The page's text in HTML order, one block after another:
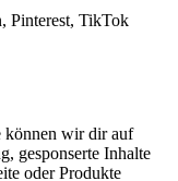
Pinterest, TikTok
können wir dir auf
gesponserte Inhalte
oder Produkte